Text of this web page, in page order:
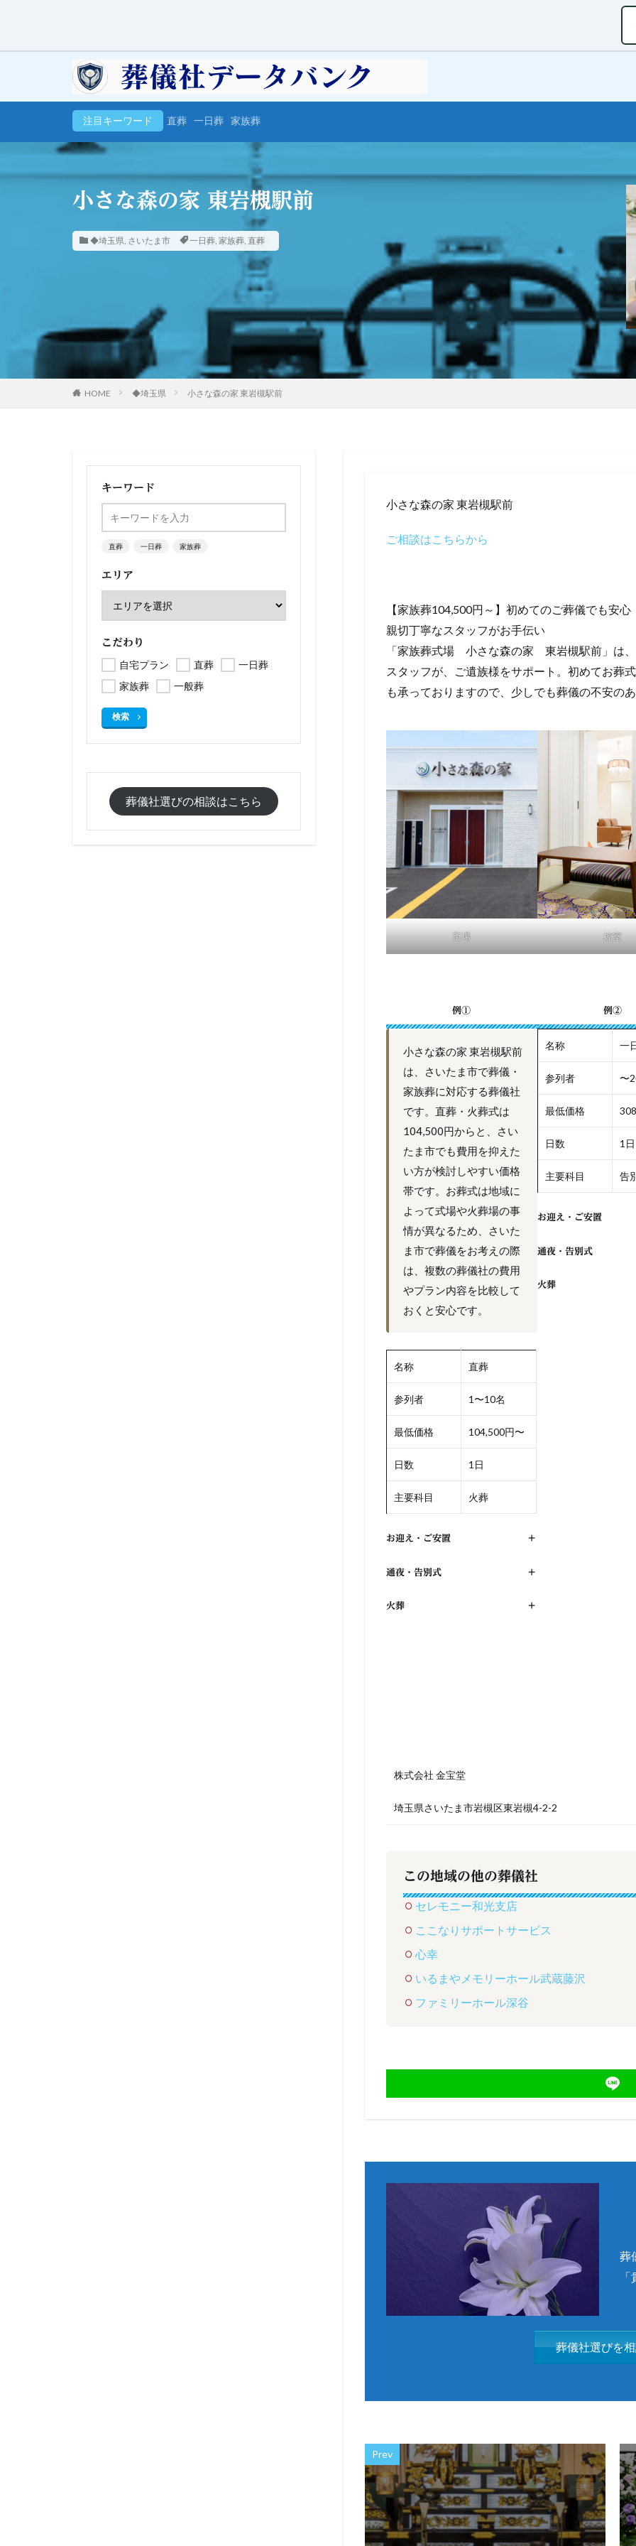
注目キーワード 直葬 一日葬 家族葬
小さな森の家 東岩槻駅前
◆埼玉県, さいたま市 一日葬, 家族葬, 直葬
HOME ◆埼玉県 小さな森の家 東岩槻駅前
小さな森の家 東岩槻駅前
ご相談はこちらから
【家族葬104,500円～】初めてのご葬儀でも安心
親切丁寧なスタッフがお手伝い
「家族葬式場 小さな森の家 東岩槻駅前」は
スタッフが、ご遺族様をサポート。初めてお葬
も承っておりますので、少しでも葬儀の不安の
斎場 控室
例①
小さな森の家 東岩槻駅前
は、さいたま市で葬儀・
家族葬に対応する葬儀社
です。直葬・火葬式は
104,500円からと、さい
たま市でも費用を抑えた
い方が検討しやすい価格
帯です。お葬式は地域に
よって式場や火葬場の事
情が異なるため、さいた
ま市で葬儀をお考えの際
は、複数の葬儀社の費用
やプラン内容を比較して
おくと安心です。
名称 直葬
参列者 1〜10名
最低価格 104,500円〜
日数 1日
主要科目 火葬
お迎え・ご安置 +
通夜・告別式 +
火葬 +
例②
名称 一
参列者 〜
最低価格
日数 1日
主要科目 告
お迎え・ご安置
通夜・告別式
火葬
株式会社 金宝堂
埼玉県さいたま市岩槻区東岩槻4-2-2
この地域の他の葬儀社
セレモニー和光支店
ここなりサポートサービス
心幸
いるまやメモリーホール武蔵藤沢
ファミリーホール深谷
葬
葬儀社選びを
Prev
キーワード
直葬 一日葬 家族葬
エリア
こだわり
自宅プラン 直葬
一日葬
家族葬
一般葬
検索
葬儀社選びの相談はこちら